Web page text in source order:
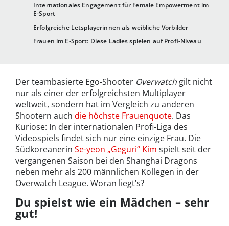
Internationales Engagement für Female Empowerment im
E-Sport
Erfolgreiche Letsplayerinnen als weibliche Vorbilder
Frauen im E-Sport: Diese Ladies spielen auf Profi-Niveau
Der teambasierte Ego-Shooter Overwatch gilt nicht
nur als einer der erfolgreichsten Multiplayer
weltweit, sondern hat im Vergleich zu anderen
Shootern auch die höchste Frauenquote. Das
Kuriose: In der internationalen Profi-Liga des
Videospiels findet sich nur eine einzige Frau. Die
Südkoreanerin Se-yeon „Geguri“ Kim spielt seit der
vergangenen Saison bei den Shanghai Dragons
neben mehr als 200 männlichen Kollegen in der
Overwatch League. Woran liegt’s?
Du spielst wie ein Mädchen – sehr
gut!